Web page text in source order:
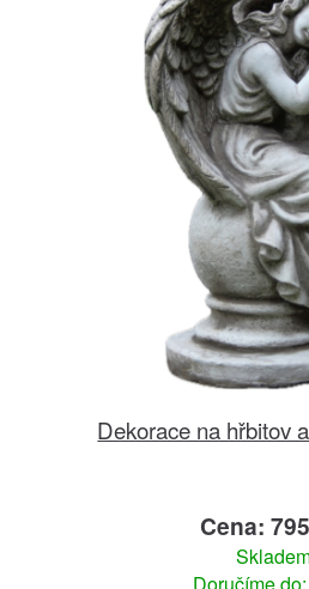
Dekorace na hřbitov
Cena:
Doručíme